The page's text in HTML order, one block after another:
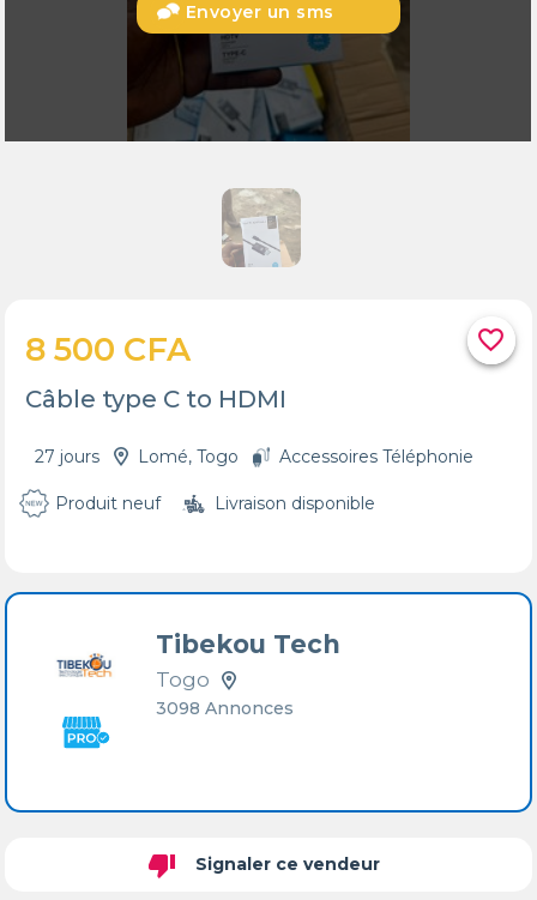
Envoyer un sms
favorite_border
8 500 CFA
Câble type C to HDMI
27 jours Lomé, Togo Accessoires Téléphonie
Produit neuf Livraison disponible
Tibekou Tech
Togo
3098 Annonces
thumb_down Signaler ce vendeur